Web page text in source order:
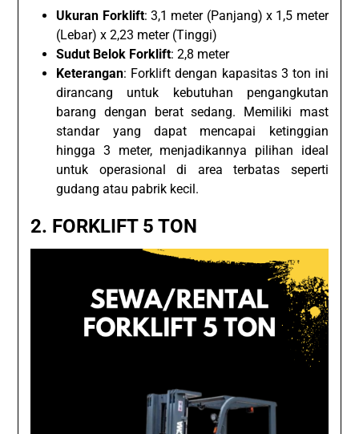
Ukuran Forklift: 3,1 meter (Panjang) x 1,5 meter
(Lebar) x 2,23 meter (Tinggi)
Sudut Belok Forklift: 2,8 meter
Keterangan: Forklift dengan kapasitas 3 ton ini
dirancang untuk kebutuhan pengangkutan
barang dengan berat sedang. Memiliki mast
standar yang dapat mencapai ketinggian
hingga 3 meter, menjadikannya pilihan ideal
untuk operasional di area terbatas seperti
gudang atau pabrik kecil.
2. FORKLIFT 5 TON